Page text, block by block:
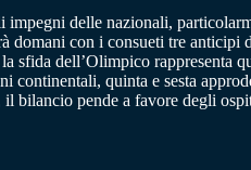
impegni delle nazionali,
domani con i consueti tre anticipi
sfida dell’Olimpico rappresenta
continentali, quinta e sesta
bilancio pende a favore degli